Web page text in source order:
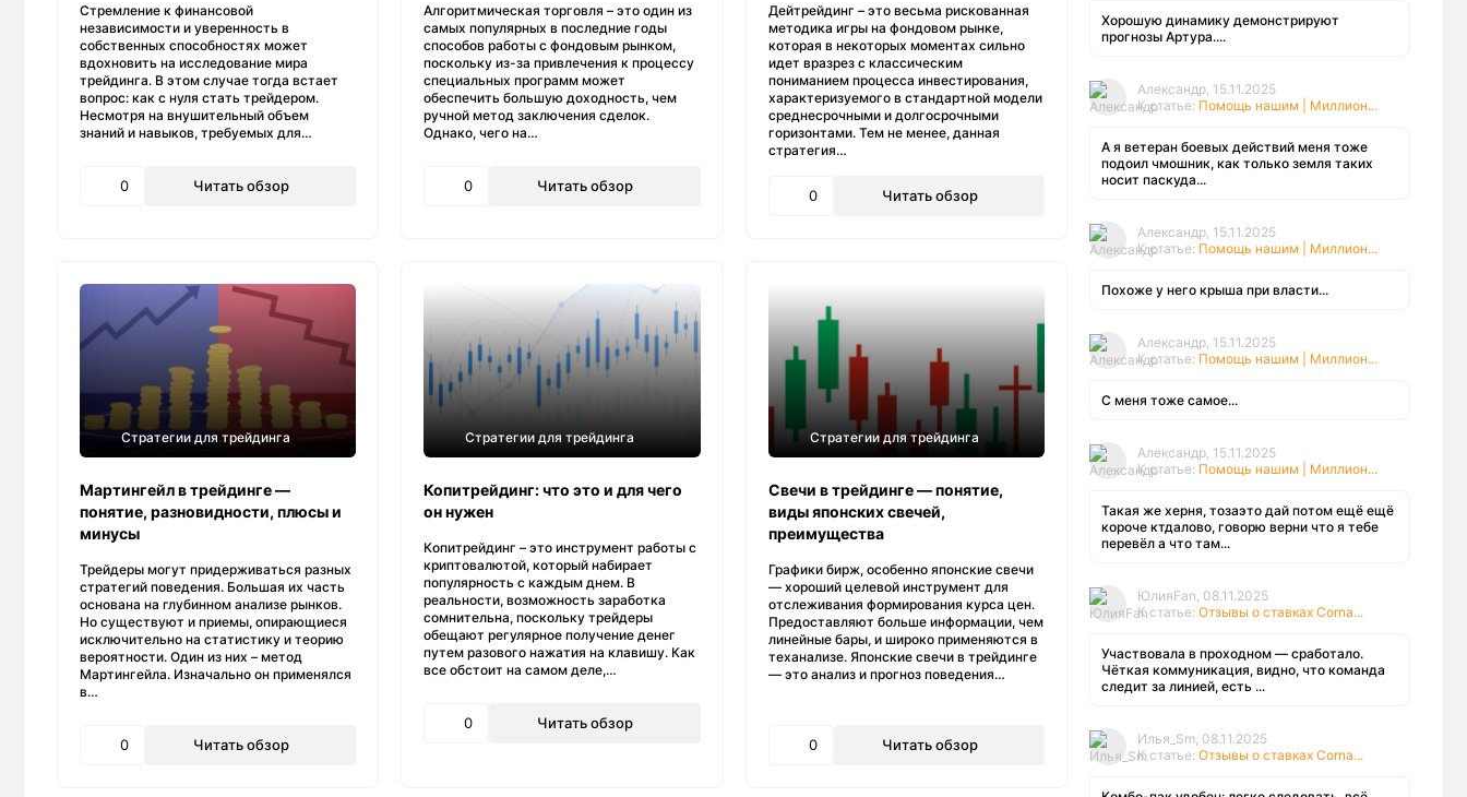
Стремление к финансовой
независимости и уверенность в
собственных способностях может
вдохновить на исследование мира
трейдинга. В этом случае тогда встает
вопрос: как с нуля стать трейдером.
Несмотря на внушительный объем
знаний и навыков, требуемых для…
0 Читать обзор
Алгоритмическая торговля – это один из
самых популярных в последние годы
способов работы с фондовым рынком,
поскольку из-за привлечения к процессу
специальных программ может
обеспечить большую доходность, чем
ручной метод заключения сделок.
Однако, чего на…
0 Читать обзор
Дейтрейдинг – это весьма рискованная
методика игры на фондовом рынке,
которая в некоторых моментах сильно
идет вразрез с классическим
пониманием процесса инвестирования,
характеризуемого в стандартной модели
среднесрочными и долгосрочными
горизонтами. Тем не менее, данная
стратегия…
0 Читать обзор
Стратегии для трейдинга
Мартингейл в трейдинге —
понятие, разновидности, плюсы и
минусы
Трейдеры могут придерживаться разных
стратегий поведения. Большая их часть
основана на глубинном анализе рынков.
Но существуют и приемы, опирающиеся
исключительно на статистику и теорию
вероятности. Один из них – метод
Мартингейла. Изначально он применялся
в…
0 Читать обзор
Стратегии для трейдинга
Копитрейдинг: что это и для чего
он нужен
Копитрейдинг – это инструмент работы с
криптовалютой, который набирает
популярность с каждым днем. В
реальности, возможность заработка
сомнительна, поскольку трейдеры
обещают регулярное получение денег
путем разового нажатия на клавишу. Как
все обстоит на самом деле,…
0 Читать обзор
Стратегии для трейдинга
Свечи в трейдинге — понятие,
виды японских свечей,
преимущества
Графики бирж, особенно японские свечи
— хороший целевой инструмент для
отслеживания формирования курса цен.
Предоставляют больше информации, чем
линейные бары, и широко применяются в
теханализе. Японские свечи в трейдинге
— это анализ и прогноз поведения…
0 Читать обзор
Хорошую динамику демонстрируют
прогнозы Артура....
Александр, 15.11.2025
К статье: Помощь нашим | Миллион...
А я ветеран боевых действий меня тоже
подоил чмошник, как только земля таких
носит паскуда...
Александр, 15.11.2025
К статье: Помощь нашим | Миллион...
Похоже у него крыша при власти...
Александр, 15.11.2025
К статье: Помощь нашим | Миллион...
С меня тоже самое...
Александр, 15.11.2025
К статье: Помощь нашим | Миллион...
Такая же херня, тозаэто дай потом ещё ещё
короче ктдалово, говорю верни что я тебе
перевёл а что там...
ЮлияFan, 08.11.2025
К статье: Отзывы о ставках Corna...
Участвовала в проходном — сработало.
Чёткая коммуникация, видно, что команда
следит за линией, есть ...
Илья_Sm, 08.11.2025
К статье: Отзывы о ставках Corna...